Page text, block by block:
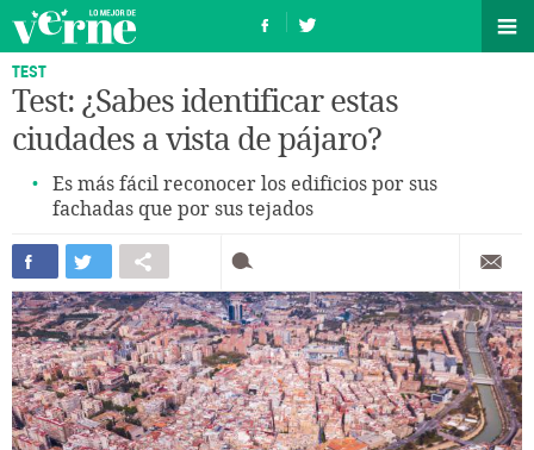
TEST
Test: ¿Sabes identificar estas
ciudades a vista de pájaro?
Es más fácil reconocer los edificios por sus
fachadas que por sus tejados